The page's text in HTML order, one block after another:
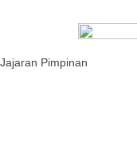
Jajaran Pimpinan